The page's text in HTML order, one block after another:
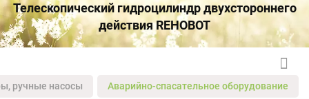
Телескопический гидроцилиндр двухстороннего
действия REHOBOT
ручные насосы Аварийно-спасательное оборудование